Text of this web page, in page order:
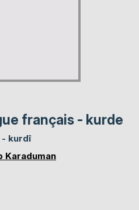
français - kurde
- kurdî
Karaduman